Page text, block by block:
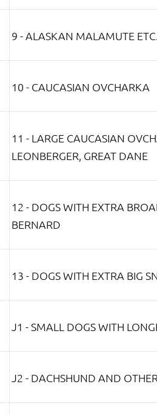
9 - ALASKAN MALAMUTE ETC.
10 - CAUCASIAN OVCHARKA
11 - LARGE CAUCASIAN
LEONBERGER, GREAT DANE
12 - DOGS WITH EXTRA
BERNARD
13 - DOGS WITH EXTRA BIG
J1 - SMALL DOGS WITH
J2 - DACHSHUND AND